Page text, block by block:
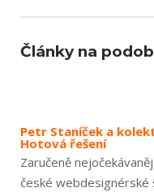
Články na
Petr Staníček a
Hotová řešení
Zaručeně
české webdesignérské